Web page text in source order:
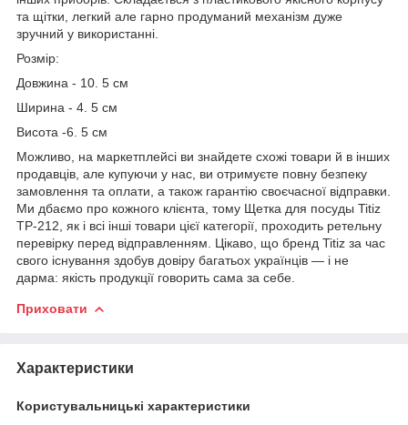
та щітки, легкий але гарно продуманий механізм дуже
зручний у використанні.
Розмір:
Довжина - 10. 5 см
Ширина - 4. 5 см
Висота -6. 5 см
Можливо, на маркетплейсі ви знайдете схожі товари й в інших
продавців, але купуючи у нас, ви отримуєте повну безпеку
замовлення та оплати, а також гарантію своєчасної відправки.
Ми дбаємо про кожного клієнта, тому Щетка для посуды Titiz
TP-212, як і всі інші товари цієї категорії, проходить ретельну
перевірку перед відправленням. Цікаво, що бренд Titiz за час
свого існування здобув довіру багатьох українців — і не
дарма: якість продукції говорить сама за себе.
Приховати
Характеристики
Користувальницькі характеристики